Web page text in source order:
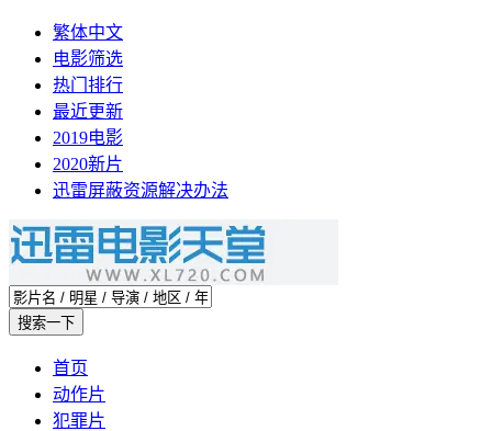
繁体中文
电影筛选
热门排行
最近更新
2019电影
2020新片
迅雷屏蔽资源解决办法
首页
动作片
犯罪片